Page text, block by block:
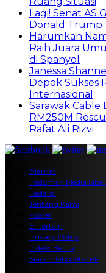
Lagi! Senat AS
Donald Trump
Harumkan
Raih Juara
di Spanyol
Janessa
Depok Sukses
Internasional
Sarawak Cable
RM250M
Rafat Ali Rizvi
Alamat
Pedoman Media Siber
Redaksi
Tentang Kami
Footer
Entertain
Privacy Policy
Indeks Berita
Siaran Jabodetabek